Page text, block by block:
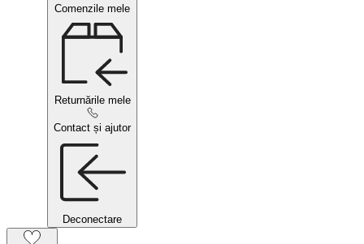
Comenzile mele
Returnările mele
Contact și ajutor
Deconectare